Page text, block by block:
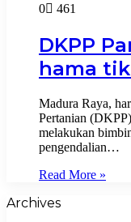
0
461
DKPP
hama
Madura Raya,
Pertanian
melakukan
pengendalian…
Read More »
Archives